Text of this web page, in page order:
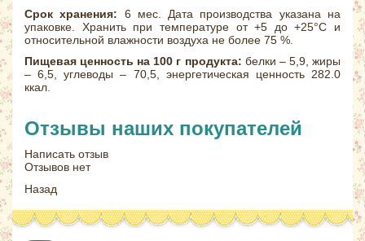
Срок хранения: 6 мес. Дата производства указана на
упаковке. Хранить при температуре от +5 до +25°С и
относительной влажности воздуха не более 75 %.
Пищевая ценность на 100 г продукта: белки – 5,9, жиры
– 6,5, углеводы – 70,5, энергетическая ценность 282.0
ккал.
Отзывы наших покупателей
Написать отзыв
Отзывов нет
Назад